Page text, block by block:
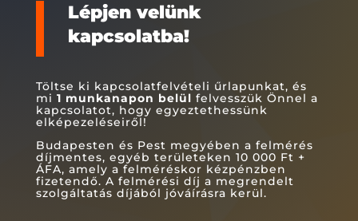
Lépjen velünk
kapcsolatba!
Töltse ki kapcsolatfelvételi űrlapunkat, és
mi 1 munkanapon belül felvesszük Önnel a
kapcsolatot, hogy egyeztethessünk
elképezeléseiről!
Budapesten és Pest megyében a felmérés
díjmentes, egyéb területeken 10 000 Ft +
ÁFA, amely a felméréskor kézpénzben
fizetendő. A felmérési díj a megrendelt
szolgáltatás díjából jóváírásra kerül.